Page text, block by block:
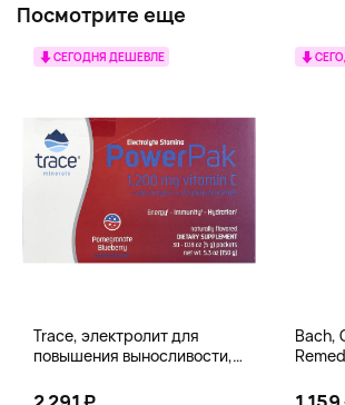
Посмотрите еще
СЕГОДНЯ ДЕШЕВЛЕ
Trace, электролит для
повышения выносливости,
и черники, 30 пакетиков по 5 г
Bach,